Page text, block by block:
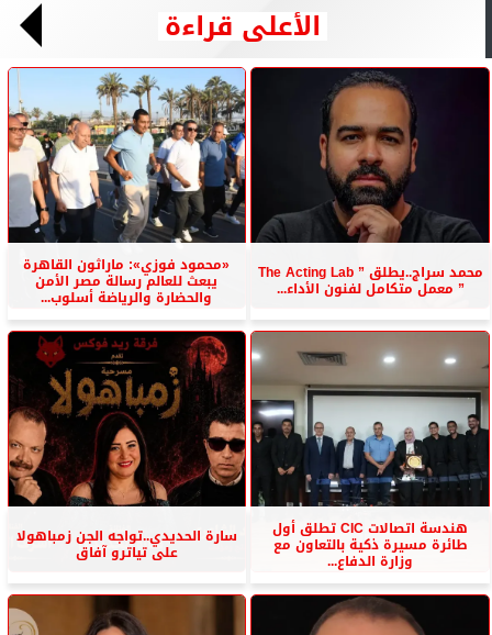
الأعلى قراءة
محمد سراج..يطلق ” The Acting Lab
” معمل متكامل لفنون الأداء...
«محمود فوزي»: ماراثون القاهرة
يبعث للعالم رسالة مصر الأمن
والحضارة والرياضة أسلوب...
هندسة اتصالات CIC تطلق أول
طائرة مسيرة ذكية بالتعاون مع
وزارة الدفاع...
سارة الحديدي..تواجه الجن زمباهولا
على تياترو آفاق